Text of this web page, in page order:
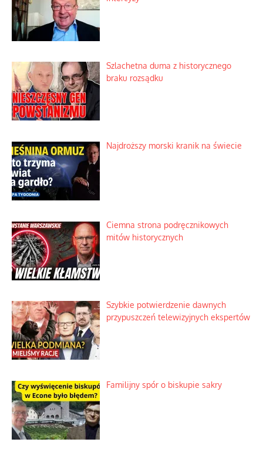
Szlachetna duma z historycznego
braku rozsądku
Najdroższy morski kranik na świecie
Ciemna strona podręcznikowych
mitów historycznych
Szybkie potwierdzenie dawnych
przypuszczeń telewizyjnych ekspertów
Familijny spór o biskupie sakry